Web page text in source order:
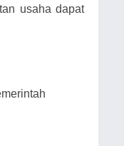
usaha dapat